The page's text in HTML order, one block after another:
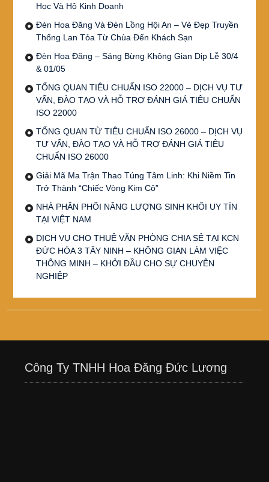
Học Và Hộ Kinh Doanh
Đèn Hoa Đăng Và Đèn Lồng Hội An – Vẻ Đẹp Truyền
Thống Lan Tỏa Từ Chùa Đến Khách Sạn
Đèn Hoa Đăng – Sáng Bừng Không Gian Dịp Lễ 30/4
& 01/05
TỔNG QUAN TIÊU CHUẨN ISO 22000 – DỊCH VỤ TƯ
VẤN, ĐÀO TẠO VÀ HỖ TRỢ ĐÁNH GIÁ TIÊU CHUẨN
ISO 22000
TỔNG QUAN TỪ TIÊU CHUẨN ISO 26000 – DỊCH VỤ
TƯ VẤN, ĐÀO TẠO VÀ HỖ TRỢ ĐÁNH GIÁ TIÊU
CHUẨN ISO 26000
Giải Mã Ma Trận Thao Túng Tâm Linh: Khi Niềm Tin
Trở Thành “Chiếc Vòng Kim Cô”
NHÀ PHÂN PHỐI NĂNG LƯỢNG SINH KHỐI UY TÍN
TẠI VIỆT NAM
DỊCH VỤ CHO THUÊ VĂN PHÒNG CHIA SẺ TẠI KCN
ĐỨC HÒA 3 TÂY NINH – KHÔNG GIAN LÀM VIỆC
THÔNG MINH – KHỞI ĐẦU CHO SỰ CHUYÊN
NGHIỆP
Công Ty TNHH Hoa Đăng Đức Lương